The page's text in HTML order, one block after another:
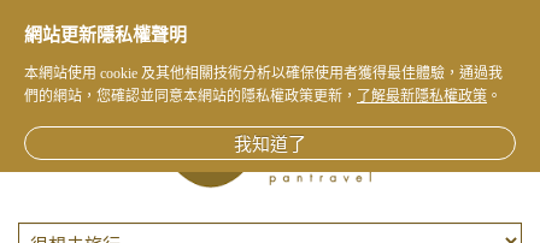
網站更新隱私權聲明
本網站使用 cookie 及其他相關技術分析以確保使用者獲得最佳體驗，通過我
們的網站，您確認並同意本網站的隱私權政策更新，
了解最新隱私權政策 。
我知道了